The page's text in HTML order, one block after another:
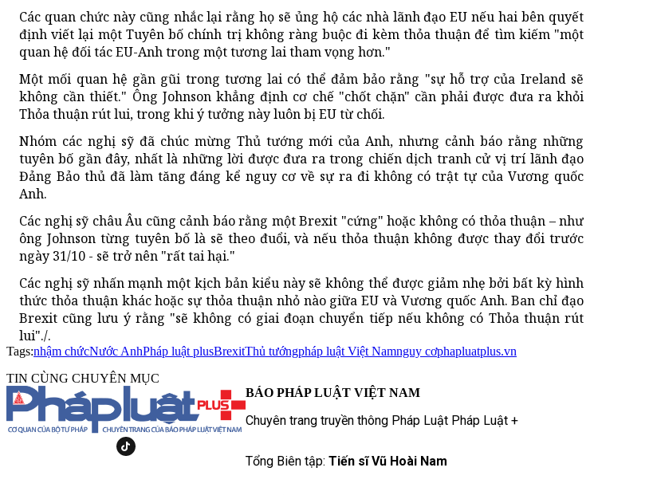
Các quan chức này cũng nhắc lại rằng họ sẽ ủng hộ các nhà lãnh đạo EU nếu hai bên quyết
định viết lại một Tuyên bố chính trị không ràng buộc đi kèm thỏa thuận để tìm kiếm "một
quan hệ đối tác EU-Anh trong một tương lai tham vọng hơn."
Một mối quan hệ gần gũi trong tương lai có thể đảm bảo rằng "sự hỗ trợ của Ireland sẽ
không cần thiết." Ông Johnson khẳng định cơ chế "chốt chặn" cần phải được đưa ra khỏi
Thỏa thuận rút lui, trong khi ý tưởng này luôn bị EU từ chối.
Nhóm các nghị sỹ đã chúc mừng Thủ tướng mới của Anh, nhưng cảnh báo rằng những
tuyên bố gần đây, nhất là những lời được đưa ra trong chiến dịch tranh cử vị trí lãnh đạo
Đảng Bảo thủ đã làm tăng đáng kể nguy cơ về sự ra đi không có trật tự của Vương quốc
Anh.
Các nghị sỹ châu Âu cũng cảnh báo rằng một Brexit "cứng" hoặc không có thỏa thuận – như
ông Johnson từng tuyên bố là sẽ theo đuổi, và nếu thỏa thuận không được thay đổi trước
ngày 31/10 - sẽ trở nên "rất tai hại."
Các nghị sỹ nhấn mạnh một kịch bản kiểu này sẽ không thể được giảm nhẹ bởi bất kỳ hình
thức thỏa thuận khác hoặc sự thỏa thuận nhỏ nào giữa EU và Vương quốc Anh. Ban chỉ đạo
Brexit cũng lưu ý rằng "sẽ không có giai đoạn chuyển tiếp nếu không có Thỏa thuận rút
lui"./.
Tags:nhậm chứcNước AnhPháp luật plusBrexitThủ tướngpháp luật Việt Namnguy cơphapluatplus.vn
TIN CÙNG CHUYÊN MỤC
BÁO PHÁP LUẬT VIỆT NAM
Chuyên trang truyền thông Pháp Luật Pháp Luật +
Tổng Biên tập: Tiến sĩ Vũ Hoài Nam